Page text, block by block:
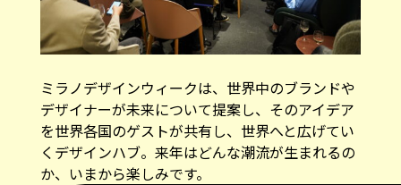
ミラノデザインウィークは、世界中のブランドや
デザイナーが未来について提案し、そのアイデア
を世界各国のゲストが共有し、世界へと広げてい
くデザインハブ。来年はどんな潮流が生まれるの
か、いまから楽しみです。